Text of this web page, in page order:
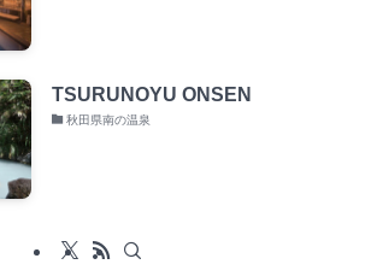
TSURUNOYU ONSEN
秋田県南の温泉